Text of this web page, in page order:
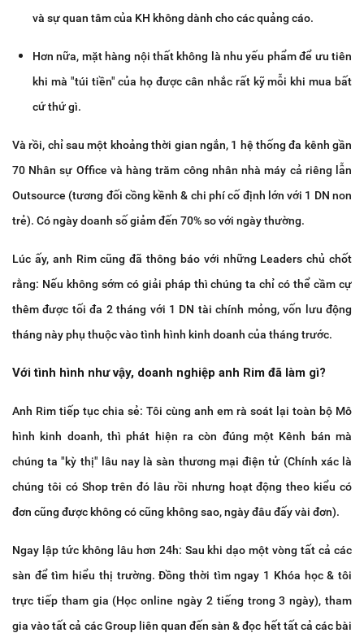
và sự quan tâm của KH không dành cho các quảng cáo.
Hơn nữa, mặt hàng nội thất không là nhu yếu phẩm để ưu tiên
khi mà "túi tiền" của họ được cân nhắc rất kỹ mỗi khi mua bất
cứ thứ gì.
Và rồi, chỉ sau một khoảng thời gian ngắn, 1 hệ thống đa kênh gần
70 Nhân sự Office và hàng trăm công nhân nhà máy cả riêng lẫn
Outsource (tương đối cồng kềnh & chi phí cố định lớn với 1 DN non
trẻ). Có ngày doanh số giảm đến 70% so với ngày thường.
Lúc ấy, anh Rim cũng đã thông báo với những Leaders chủ chốt
rằng: Nếu không sớm có giải pháp thì chúng ta chỉ có thể cầm cự
thêm được tối đa 2 tháng với 1 DN tài chính mỏng, vốn lưu động
tháng này phụ thuộc vào tình hình kinh doanh của tháng trước.
Với tình hình như vậy, doanh nghiệp anh Rim đã làm gì?
Anh Rim tiếp tục chia sẻ: Tôi cùng anh em rà soát lại toàn bộ Mô
hình kinh doanh, thì phát hiện ra còn đúng một Kênh bán mà
chúng ta "kỳ thị" lâu nay là sàn thương mại điện tử (Chính xác là
chúng tôi có Shop trên đó lâu rồi nhưng hoạt động theo kiểu có
đơn cũng được không có cũng không sao, ngày đâu đấy vài đơn).
Ngay lập tức không lâu hơn 24h: Sau khi dạo một vòng tất cả các
sàn để tìm hiểu thị trường. Đồng thời tìm ngay 1 Khóa học & tôi
trực tiếp tham gia (Học online ngày 2 tiếng trong 3 ngày), tham
gia vào tất cả các Group liên quan đến sàn & đọc hết tất cả các bài